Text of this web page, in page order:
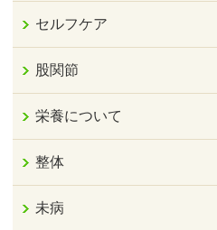
セルフケア
股関節
栄養について
整体
未病